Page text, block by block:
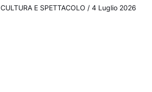
CULTURA E SPETTACOLO / 4 Luglio 2026